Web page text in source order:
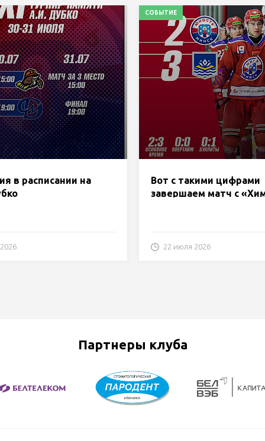
в расписании на
СОБЫТИЕ
Вот с такими цифрами
завершаем матч с
22 июля 2026
Партнеры клуба